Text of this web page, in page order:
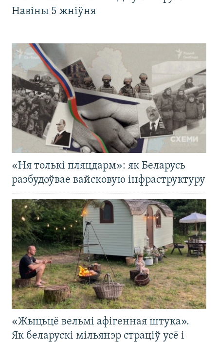
Навіны 5 жніўня
«Ня толькі пляцдарм»: як Беларусь
разбудоўвае вайсковую інфраструктуру
«Жыцьцё вельмі афігенная штука».
Як беларускі мільянэр страціў усё і